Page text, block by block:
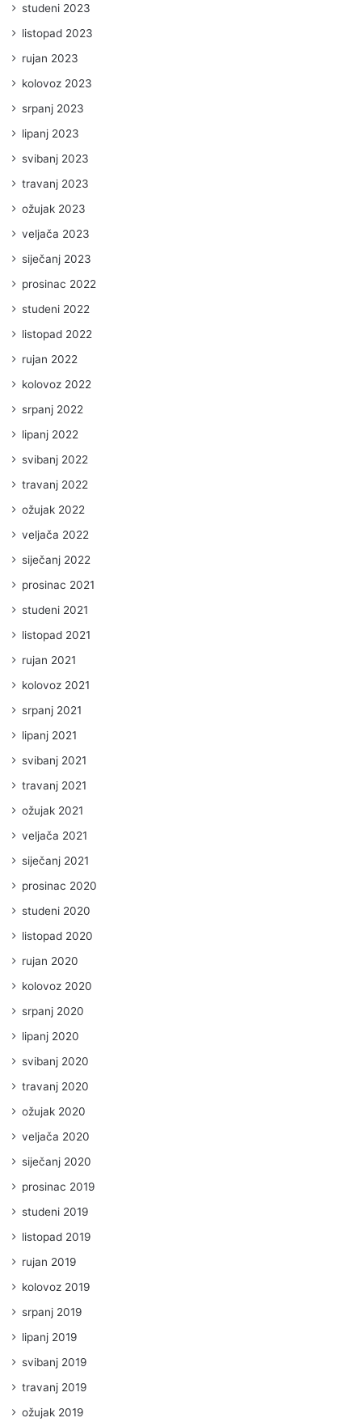
studeni 2023
listopad 2023
rujan 2023
kolovoz 2023
srpanj 2023
lipanj 2023
svibanj 2023
travanj 2023
ožujak 2023
veljača 2023
siječanj 2023
prosinac 2022
studeni 2022
listopad 2022
rujan 2022
kolovoz 2022
srpanj 2022
lipanj 2022
svibanj 2022
travanj 2022
ožujak 2022
veljača 2022
siječanj 2022
prosinac 2021
studeni 2021
listopad 2021
rujan 2021
kolovoz 2021
srpanj 2021
lipanj 2021
svibanj 2021
travanj 2021
ožujak 2021
veljača 2021
siječanj 2021
prosinac 2020
studeni 2020
listopad 2020
rujan 2020
kolovoz 2020
srpanj 2020
lipanj 2020
svibanj 2020
travanj 2020
ožujak 2020
veljača 2020
siječanj 2020
prosinac 2019
studeni 2019
listopad 2019
rujan 2019
kolovoz 2019
srpanj 2019
lipanj 2019
svibanj 2019
travanj 2019
ožujak 2019